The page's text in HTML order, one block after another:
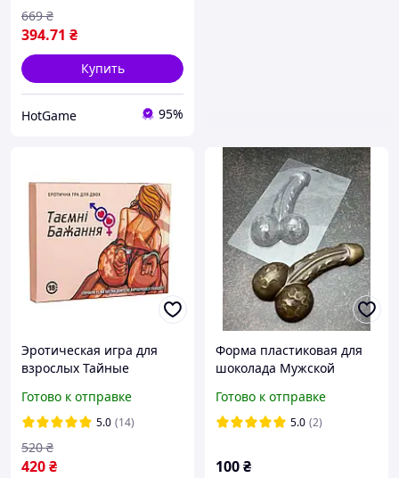
394.71 ₴
669 ₴
Купить
HotGame 95%
Эротическая игра для
взрослых Тайные
игра для взрослых. Кекс
игра
Готово к отправке
5.0 (14)
420₴
520 ₴
Форма пластиковая для
шоколада Мужской
Готово к отправке
5.0 (2)
100₴